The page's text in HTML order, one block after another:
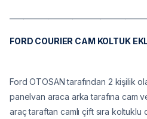
FORD COURIER CAM KOLTUK
Ford OTOSAN tarafından 2 kişilik
panelvan araca arka tarafına cam
araç taraftan camlı çift sıra koltuklu